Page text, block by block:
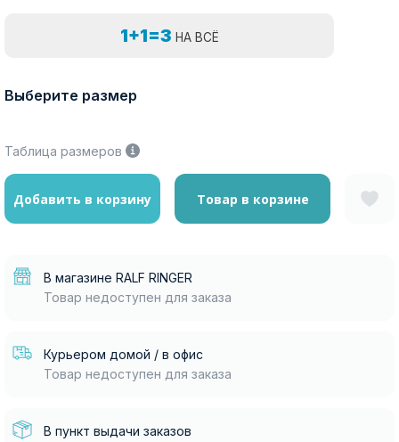
1+1=3 НА ВСЁ
Выберите размер
Таблица размеров
Добавить в корзину Товар в корзине
В магазине RALF RINGER
Товар недоступен для заказа
Курьером домой / в офис
Товар недоступен для заказа
В пункт выдачи заказов